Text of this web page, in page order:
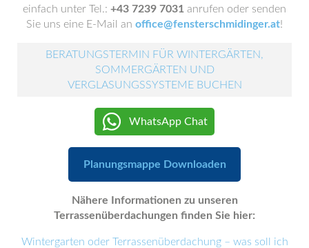
einfach unter Tel.: +43 7239 7031 anrufen oder senden
Sie uns eine E-Mail an office@fensterschmidinger.at!
BERATUNGSTERMIN FÜR WINTERGÄRTEN,
SOMMERGÄRTEN UND
VERGLASUNGSSYSTEME BUCHEN
WhatsApp Chat
Planungsmappe Downloaden
Nähere Informationen zu unseren
Terrassenüberdachungen finden Sie hier:
Wintergarten oder Terrassenüberdachung – was soll ich